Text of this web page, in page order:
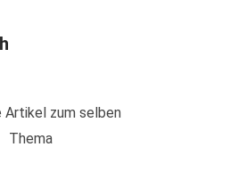
Artikel zum selben
Thema